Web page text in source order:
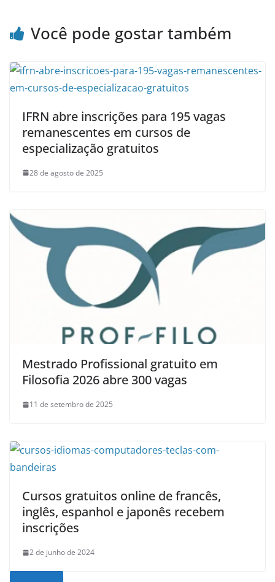
Você pode gostar também
IFRN abre inscrições para 195 vagas
remanescentes em cursos de
especialização gratuitos
28 de agosto de 2025
Mestrado Profissional gratuito em
Filosofia 2026 abre 300 vagas
11 de setembro de 2025
Cursos gratuitos online de francês,
inglês, espanhol e japonês recebem
inscrições
2 de junho de 2024